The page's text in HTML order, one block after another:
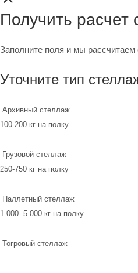
Получить расчет
Заполните поля и мы рассчитаем
Уточните тип
Архивный стеллаж
100-200 кг на полку
Грузовой стеллаж
250-750 кг на полку
Паллетный стеллаж
1 000- 5 000 кг на полку
Тогровый стеллаж